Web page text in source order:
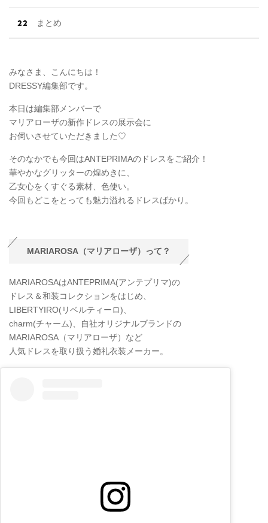
まとめ
みなさま、こんにちは！
DRESSY編集部です。
本日は編集部メンバーで
マリアローザの新作ドレスの展示会に
お伺いさせていただきました♡
そのなかでも今回はANTEPRIMAのドレスをご紹介！
華やかなグリッターの煌めきに、
乙女心をくすぐる素材、色使い。
今回もどこをとっても魅力溢れるドレスばかり。
MARIAROSA（マリアローザ）って？
MARIAROSAはANTEPRIMA(アンテプリマ)の
ドレス＆和装コレクションをはじめ、
LIBERTYIRO(リベルティーロ)、
charm(チャーム)、自社オリジナルブランドの
MARIAROSA（マリアローザ）など
人気ドレスを取り扱う婚礼衣装メーカー。